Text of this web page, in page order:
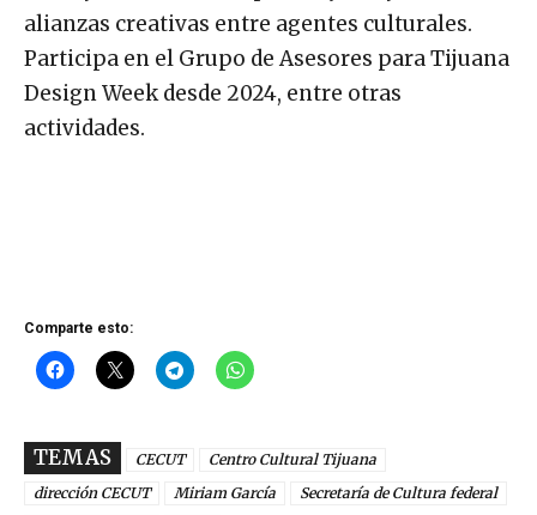
alianzas creativas entre agentes culturales.
Participa en el Grupo de Asesores para Tijuana
Design Week desde 2024, entre otras
actividades.
Comparte esto:
TEMAS CECUT
Centro Cultural Tijuana
dirección CECUT
Miriam García
Secretaría de Cultura federal